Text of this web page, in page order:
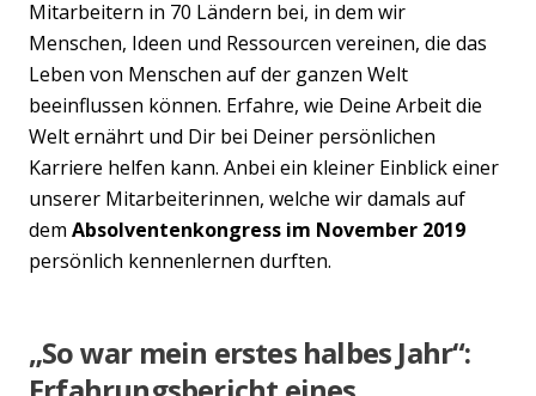
Mitarbeitern in 70 Ländern bei, in dem wir
Menschen, Ideen und Ressourcen vereinen, die das
Leben von Menschen auf der ganzen Welt
beeinflussen können. Erfahre, wie Deine Arbeit die
Welt ernährt und Dir bei Deiner persönlichen
Karriere helfen kann. Anbei ein kleiner Einblick einer
unserer Mitarbeiterinnen, welche wir damals auf
dem Absolventenkongress im November 2019
persönlich kennenlernen durften.
„So war mein erstes halbes Jahr“: